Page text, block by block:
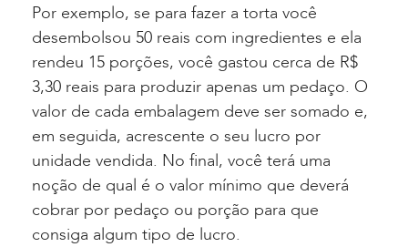
Por exemplo, se para fazer a torta você
desembolsou 50 reais com ingredientes e ela
rendeu 15 porções, você gastou cerca de R$
3,30 reais para produzir apenas um pedaço. O
valor de cada embalagem deve ser somado e,
em seguida, acrescente o seu lucro por
unidade vendida. No final, você terá uma
noção de qual é o valor mínimo que deverá
cobrar por pedaço ou porção para que
consiga algum tipo de lucro.